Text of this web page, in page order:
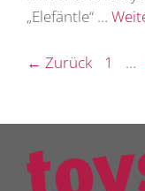
„Elefäntle“ …
← Zurück Seite
1 …